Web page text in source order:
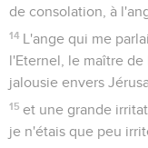
de consolation, à
14 L'ange qui me
l'Eternel, le maître de
jalousie envers
15 et une grande
je n'étais que peu